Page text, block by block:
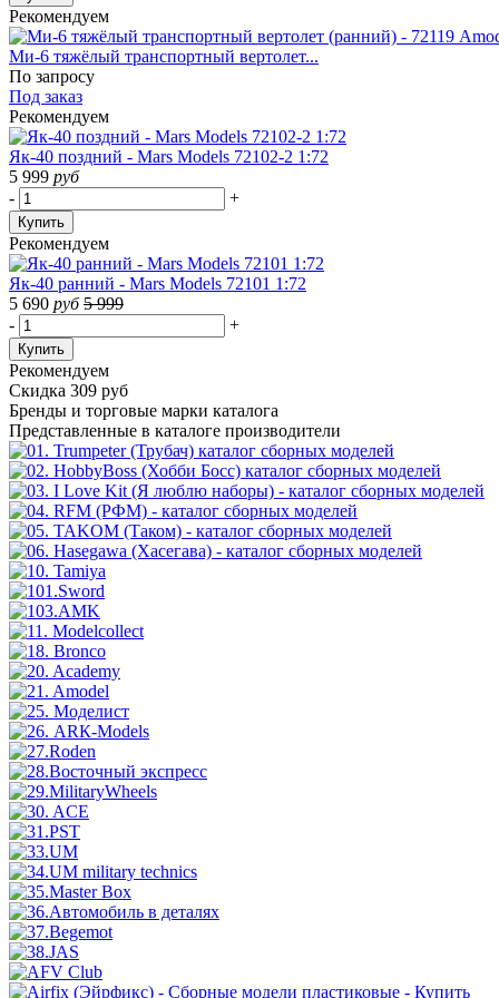
Рекомендуем
Ми-6 тяжёлый транспортный вертолет...
По запросу
Под заказ
Рекомендуем
Як-40 поздний - Mars Models 72102-2 1:72
5 999 руб
-
+
Купить
Рекомендуем
Як-40 ранний - Mars Models 72101 1:72
5 690 руб 5 999
-
+
Купить
Рекомендуем
Скидка 309 руб
Бренды и торговые марки каталога
Представленные в каталоге производители